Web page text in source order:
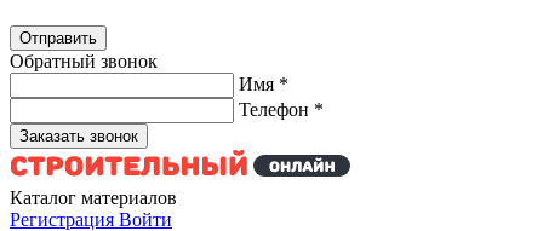
Обратный звонок
Имя *
Телефон *
Каталог материалов
Регистрация Войти